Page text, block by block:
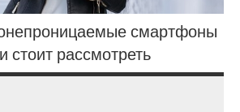
смартфоны
стоит рассмотреть